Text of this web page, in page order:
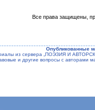
Все права защищены,
Опубликованные
из сервера „ПОЭЗИЯ И
и другие вопросы с авторами